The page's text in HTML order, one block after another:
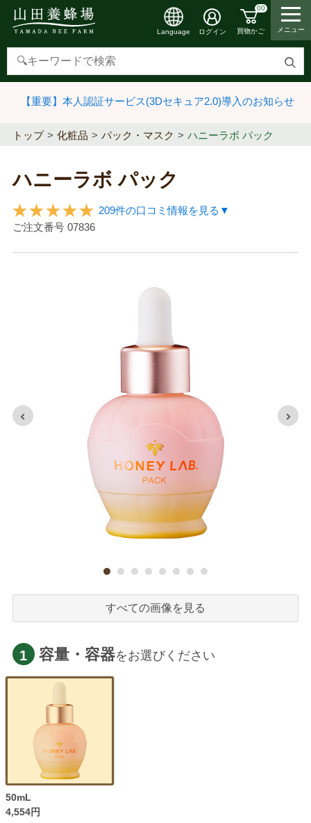
検
す
Language ログイン
00
買物かご メニュー
【重要】本人認証サービス(3Dセキュア2.0)導入のお知らせ
トップ 化粧品 パック・マスク ハニーラボ パック
ハニーラボ パック
209件の口コミ情報を見る▼
ご注文番号 07836
すべての画像を見る
1 容量・容器をお選びください
50mL
4,554円